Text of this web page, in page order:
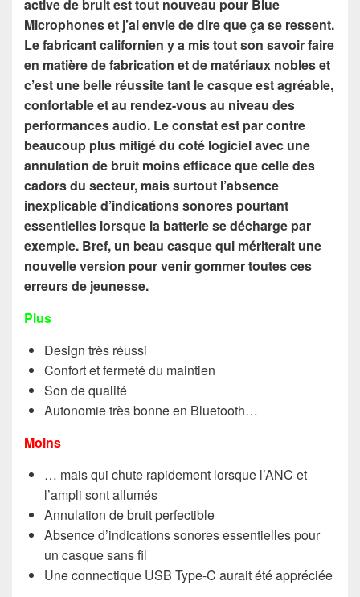
active de bruit est tout nouveau pour Blue
Microphones et j’ai envie de dire que ça se ressent.
Le fabricant californien y a mis tout son savoir faire
en matière de fabrication et de matériaux nobles et
c’est une belle réussite tant le casque est agréable,
confortable et au rendez-vous au niveau des
performances audio. Le constat est par contre
beaucoup plus mitigé du coté logiciel avec une
annulation de bruit moins efficace que celle des
cadors du secteur, mais surtout l’absence
inexplicable d’indications sonores pourtant
essentielles lorsque la batterie se décharge par
exemple. Bref, un beau casque qui mériterait une
nouvelle version pour venir gommer toutes ces
erreurs de jeunesse.
Plus
Design très réussi
Confort et fermeté du maintien
Son de qualité
Autonomie très bonne en Bluetooth…
Moins
… mais qui chute rapidement lorsque l’ANC et
l’ampli sont allumés
Annulation de bruit perfectible
Absence d’indications sonores essentielles pour
un casque sans fil
Une connectique USB Type-C aurait été appréciée